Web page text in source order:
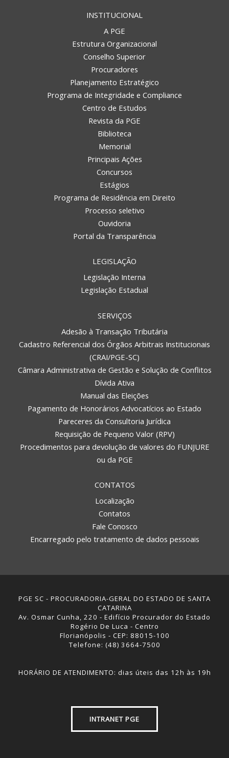
REGIONAL DE CHAPECÓ
REGIONAL DE CURITIBANOS
INSTITUCIONAL
A PGE
Estrutura Organizacional
Conselho Superior
Procuradores
Planejamento Estratégico
Programa de Integridade e Compliance
Centro de Estudos
Revista da PGE
Biblioteca
Memorial
Principais Ações
Concursos
Estágios
Programa de Residência em Direito
Processo seletivo
Ouvidoria
Portal da Transparência
LEGISLAÇÃO
Legislação Interna
Legislação Estadual
SERVIÇOS
Adesão à Transação Tributária
Cadastro Referencial dos Órgãos Arbitrais Institucionais
(CRAI/PGE-SC)
Câmara Administrativa de Gestão e Solução de Conflitos
Dívida Ativa
Manual das Eleições
Pagamento de Honorários Advocatícios ao Estado
Pareceres da Consultoria Jurídica
Requisição de Pequeno Valor (RPV)
Procedimentos para devolução de valores do FUNJURE
ou da PGE
CONTATOS
Localização
Contatos
Fale Conosco
Encarregado pelo tratamento de dados pessoais
PGE SC - PROCURADORIA-GERAL DO ESTADO DE SANTA
CATARINA
Av. Osmar Cunha, 220 - Edifício Procurador do Estado
Rogério De Luca - Centro
Florianópolis - CEP: 88015-100
Telefone: (48) 3664-7500
HORÁRIO DE ATENDIMENTO: dias úteis das 12h às 19h
INTRANET PGE